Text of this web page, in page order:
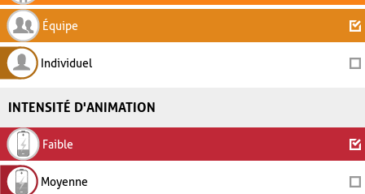
Équipe
Individuel
INTENSITÉ D'ANIMATION
Faible
Moyenne